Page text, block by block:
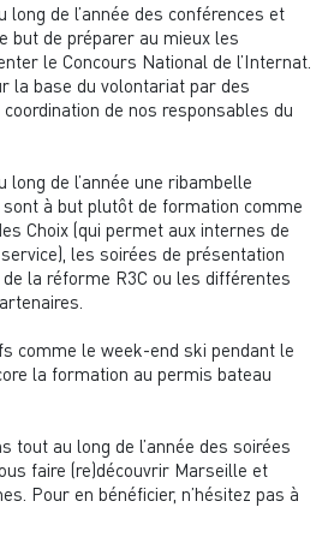
long de l’année des conférences et
but de préparer au mieux les
le Concours National de l’Internat.
la base du volontariat par des
de nos responsables du
de l’année une ribambelle
sont à but plutôt de formation comme
Choix (qui permet aux internes de
les soirées de présentation
la réforme R3C ou les différentes
comme le week-end ski pendant le
la formation au permis bateau
tout au long de l’année des soirées
faire (re)découvrir Marseille et
Pour en bénéficier, n’hésitez pas à